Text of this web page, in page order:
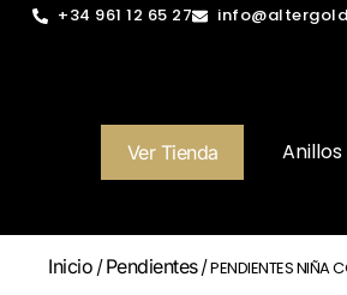
+34 961 12 65 27
Ver Tienda Anillos
Inicio /Pendientes/ PENDIENTES NIÑA